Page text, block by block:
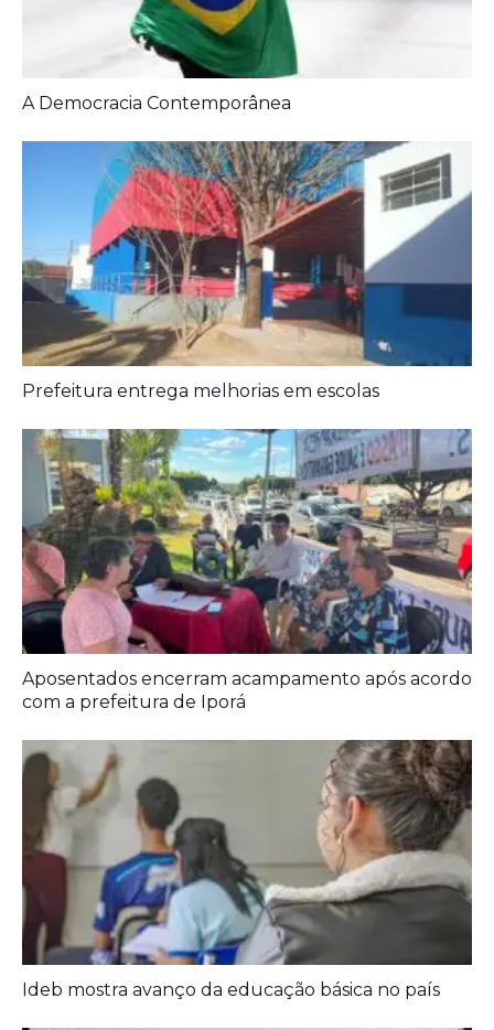
Artigos Relacionados:
A Democracia Contemporânea
Prefeitura entrega melhorias em escolas
Aposentados encerram acampamento após acordo
com a prefeitura de Iporá